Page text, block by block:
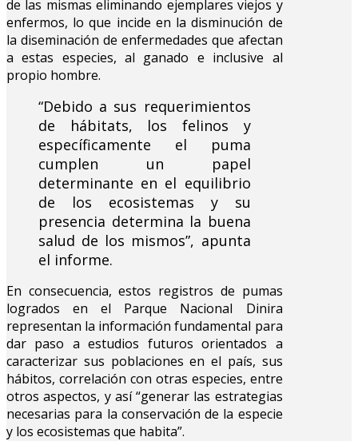
de las mismas eliminando ejemplares viejos y
enfermos, lo que incide en la disminución de
la diseminación de enfermedades que afectan
a estas especies, al ganado e inclusive al
propio hombre.
“Debido a sus requerimientos
de hábitats, los felinos y
específicamente el puma
cumplen un papel
determinante en el equilibrio
de los ecosistemas y su
presencia determina la buena
salud de los mismos”, apunta
el informe.
En consecuencia, estos registros de pumas
logrados en el Parque Nacional Dinira
representan la información fundamental para
dar paso a estudios futuros orientados a
caracterizar sus poblaciones en el país, sus
hábitos, correlación con otras especies, entre
otros aspectos, y así “generar las estrategias
necesarias para la conservación de la especie
y los ecosistemas que habita”.